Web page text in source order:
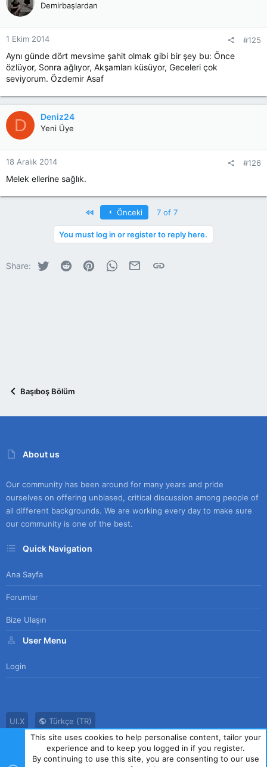
Demirbaşlardan
1 Ekim 2014 #125
Aynı günde dört mevsime şahit olmak gibi bir şey bu: Önce
özlüyor, Sonra ağlıyor, Akşamları küsüyor, Geceleri çok
seviyorum. Özdemir Asaf
D Deniz24
Yeni Üye
18 Aralık 2014 #126
Melek ellerine sağlık.
First Önceki 7 of 7
You must log in or register to reply here.
Share: Twitter Reddit PinterestWhatsApp
E-postaLink
Başıboş Bölüm
About us
Our community has been around for many years and pride
ourselves on offering unbiased, critical discussion among people of
all different backgrounds. We are working every day to make sure
our community is one of the best.
Quick Navigation
Ana Sayfa
Forumlar
Bize Ulaşın
User Menu
Login
UI.X
Türkçe (TR)
Bize Ulaşın
Kullanım Sözleşmesi Gizlilik Politikası
Yardım
Ana Sayfa
R
S
This site uses cookies to help personalise content, tailor your
experience and to keep you logged in if you register.
By continuing to use this site, you are consenting to our use